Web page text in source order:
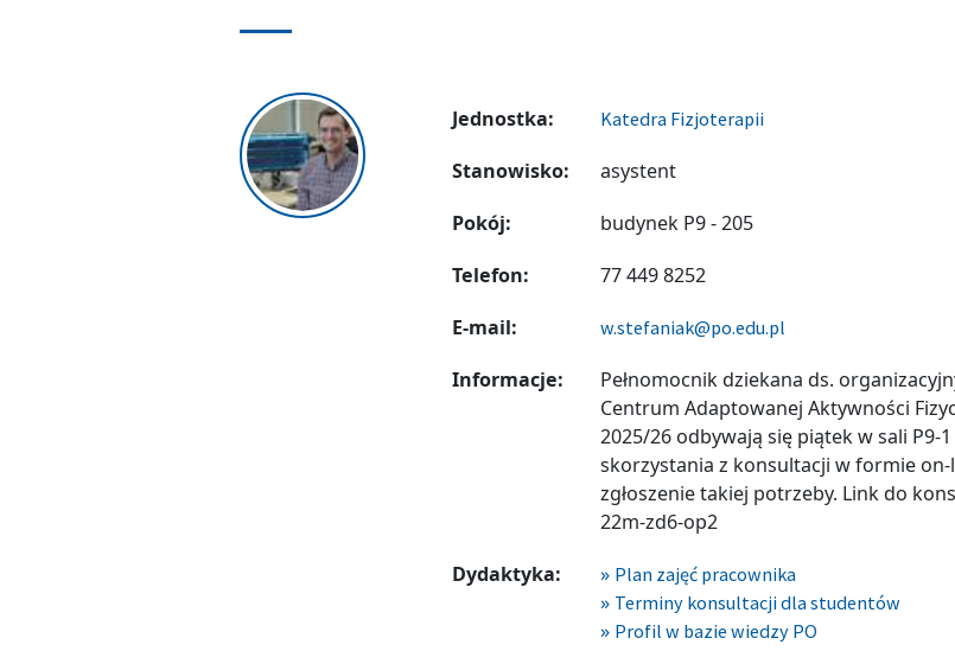
Jednostka: Katedra Fizjoterapii
Stanowisko:
asystent
Pokój:
budynek P9 - 205
Telefon:
77 449 8252
E-mail:
w.stefaniak@po.edu.pl
Informacje:
Pełnomocnik dziekana ds.
Centrum Adaptowanej Aktywności
2025/26 odbywają się piątek w sali P9-
skorzystania z konsultacji w formie
zgłoszenie takiej potrzeby. Link do
22m-zd6-op2
Dydaktyka:
Plan zajęć pracownika
Terminy konsultacji dla studentów
Profil w bazie wiedzy PO